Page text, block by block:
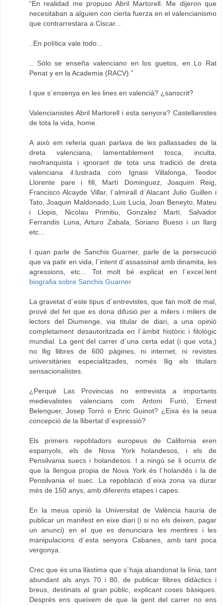
“En realidad me propuso Abril Martorell. Me dijeron que
necesitaban a alguien con cierta fuerza en el valencianismo
que contrarrestara a Ciscar...
..En política vale todo...
.. Sólo se enseña valenciano en los guetos, en Lo Rat
Penat y en la Academia (RACV).”
I que s´ensenya en les lines en valencià? ¿sanscrit?
Valencianistes Abril Martorell i esta senyora? Castellanistes
de tota la vida, home.
A això em referia quan parlava de les pallassades de la
dreta valenciana, lamentablement tosca, inculta,
neofranquista i ignorant de tota una tradició de dreta
valenciana il.lustrada com Ignasi Villalonga, Teodor
Llorente pare i fill, Martí Dominguez, Joaquim Reig,
Francisco Alcayde Villar, l´almirall d´Alacant Julio Guillen i
Tato, Joaquin Maldonado, Luis Lucia, Joan Beneyto, Mateu
i Llopis, Nicolau Primitiu, Gonzalez Martí, Salvador
Ferrandis Luna, Arturo Zabala, Soriano Bueso i un llarg
etc...
I quan parle de Sanchis Guarner, parle de la persecució
que va patir en vida, l´intent d´assassinat amb dinamita, les
agressions, etc... Tot molt bé explicat en l´excel.lent
biografia sobre Sanchis Guarner
La gravetat d´este tipus d´entrevistes, que fan molt de mal,
prové del fet que es dona difusió per a milers i milers de
lectors del Diumenge, via titular de diari, a una opinió
completament desautoritzada en l´àmbit històric i filològic
mundial. La gent del carrer d´una certa edat (i que vota,)
no llig llibres de 600 pàgines, ni internet, ni revistes
universitàries especialitzades, només llig els titulars
sensacionalistes.
¿Perquè Las Provincias no entrevista a importants
medievalistes valencians com Antoni Furió, Ernest
Belenguer, Josep Torró o Enric Guinot? ¿Eixa és la seua
concepció de la llibertat d´expressió?
Els primers repobladors europeus de California eren
espanyols, els de Nova York holandesos, i els de
Pensilvania suecs i holandesos. I a ningú se li ocurrix dir
que la llengua propia de Nova York és l´holandés i la de
Pensilvania el suec. La repoblació d´eixa zona va durar
més de 150 anys, amb diferents etapes i capes.
En la meua opinió la Universitat de València hauria de
publicar un manifest en eixe diari (i si no els deixen, pagar
un anunci) en el que es denunciara les mentires i les
manipulacions d´esta senyora Cabanes, amb tant poca
vergonya.
Crec que és una llàstima que s´haja abandonat la línia, tant
abundant als anys 70 i 80, de publicar llibres didàctics i
breus, destinats al gran públic, explicant coses bàsiques.
Després ens queixem de que la gent del carrer no ens